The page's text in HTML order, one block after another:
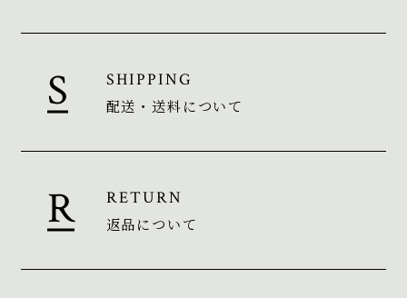
SHIPPING
配送・送料について
RETURN
返品について